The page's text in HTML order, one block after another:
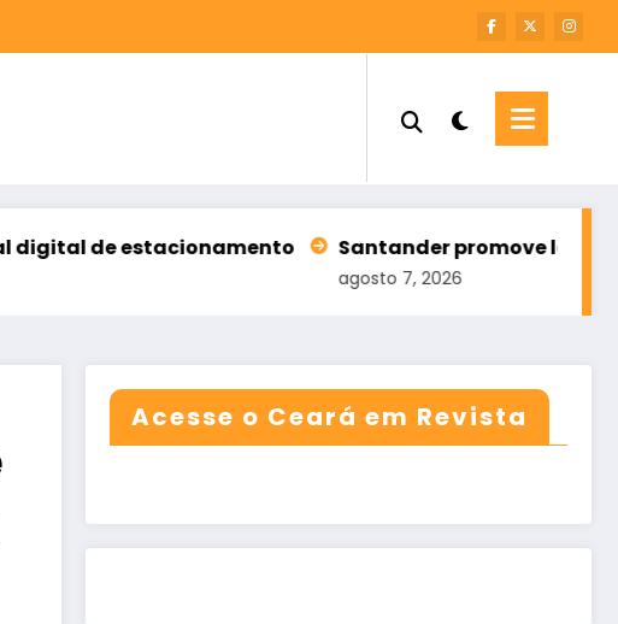
estacionamento Santander promove leilão com 196
agosto 7, 2026
Acesse o Ceará em Revista